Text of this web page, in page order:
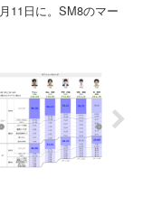
11日に。SM8のマー